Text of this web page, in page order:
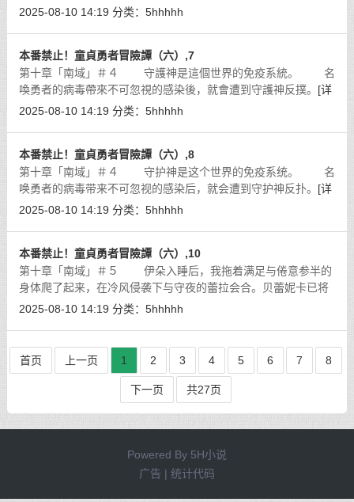
超大的保证，那就是贝蕾妮卡一人便足以平定两大氏族。所以说
2025-08-10 14:19 分类： 5hhhhh
本番禁止！童貞勇者冒險譚（六）,7
第十章「南域」＃４ 守護神是這個世界的免疫系統。 名
喚勇者的病毒帶來不可忽視的感染後，就會遭到守護神反撲。 [详
细]
2025-08-10 14:19 分类： 5hhhhh
本番禁止！童貞勇者冒險譚（六）,8
第十章「南域」＃４ 守护神是这个世界的免疫系统。 名
唤勇者的病毒带来不可忽视的感染后，就会遭到守护神反扑。 [详
细]
2025-08-10 14:19 分类： 5hhhhh
本番禁止！童貞勇者冒險譚（六）,10
第十章「南域」＃５ 伊朵入睡后，我拖着满足与倦意参半的
身体爬了起来，在冷风侵袭下与守夜的蕾拉会合。贝蕾妮卡已将
南域的氏族据点……应该说是巢穴……全数毁灭，这边短期内也
2025-08-10 14:19 分类： 5hhhhh
首页 上一页 1 2 3 4 5 6 7 8
下一页 共27页
Powered By 5H小说
广告 | 统计代码